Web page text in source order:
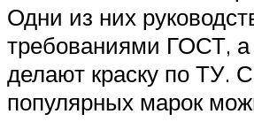
Одни из них
требованиями ГОСТ, а
делают краску по ТУ.
популярных марок